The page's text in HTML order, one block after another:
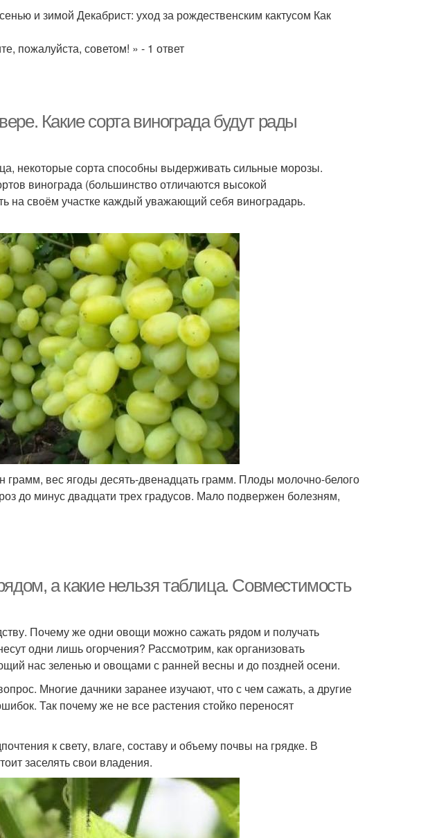
и зимой Декабрист: уход за рождественским кактусом Как
пожалуйста, советом! » - 1 ответ
Какие сорта винограда будут рады
некоторые сорта способны выдерживать сильные морозы.
винограда (большинство отличаются высокой
на своём участке каждый уважающий себя виноградарь.
грамм, вес ягоды десять-двенадцать грамм. Плоды молочно-белого
до минус двадцати трех градусов. Мало подвержен болезням,
а какие нельзя таблица. Совместимость
Почему же одни овощи можно сажать рядом и получать
одни лишь огорчения? Рассмотрим, как организовать
нас зеленью и овощами с ранней весны и до поздней осени.
Многие дачники заранее изучают, что с чем сажать, а другие
Так почему же не все растения стойко переносят
к свету, влаге, составу и объему почвы на грядке. В
заселять свои владения.